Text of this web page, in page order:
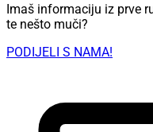
Imaš informaciju iz prve
te nešto muči?
PODIJELI S NAMA!